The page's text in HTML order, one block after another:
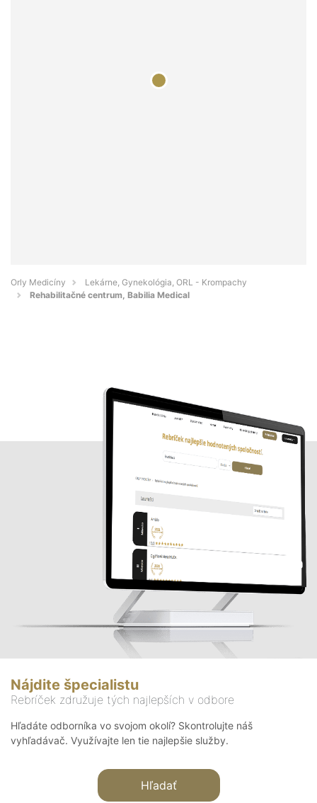
Orly Medicíny
Lekárne, Gynekológia, ORL - Krompachy
Rehabilitačné centrum, Babilia Medical
Nájdite špecialistu
Rebríček združuje tých najlepších v odbore
Hľadáte odborníka vo svojom okolí? Skontrolujte náš
vyhľadávač. Využívajte len tie najlepšie služby.
Hľadať